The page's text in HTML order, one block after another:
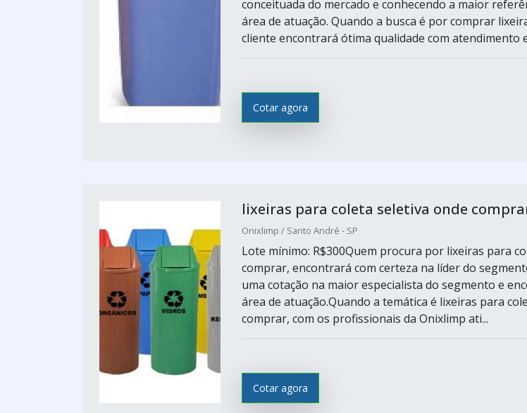
conceituada do mercado e conhecendo a maior
área de atuação. Quando a busca é por comprar
cliente encontrará ótima qualidade com atendimento
Cotar agora
lixeiras para coleta seletiva onde
Onixlimp / Santo André - SP
Lote mínimo: R$300Quem procura por lixeiras para
comprar, encontrará com certeza na líder do
uma cotação na maior especialista do segmento e
área de atuação.Quando a temática é lixeiras para
comprar, com os profissionais da Onixlimp ati...
Cotar agora